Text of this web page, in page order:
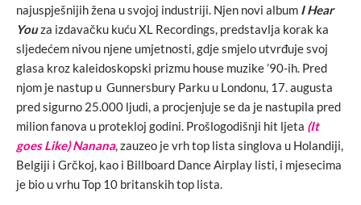
najuspješnijih žena u svojoj industriji. Njen novi album I Hear
Youza izdavačku kuću XL Recordings, predstavlja korak ka
sljedećem nivou njene umjetnosti, gdje smjelo utvrđuje svoj
glasa kroz kaleidoskopski prizmu house muzike ’90-ih. Pred
njom je nastup u Gunnersbury Parku u Londonu, 17. augusta
pred sigurno 25.000 ljudi, a procjenjuje se da je nastupila pred
milion fanova u protekloj godini. Prošlogodišnji hit ljeta (It
goes Like) Nanana, zauzeo je vrh top lista singlova u Holandiji,
Belgiji i Grčkoj, kao i Billboard Dance Airplay listi, i mjesecima
je bio u vrhu Top 10 britanskih top lista.